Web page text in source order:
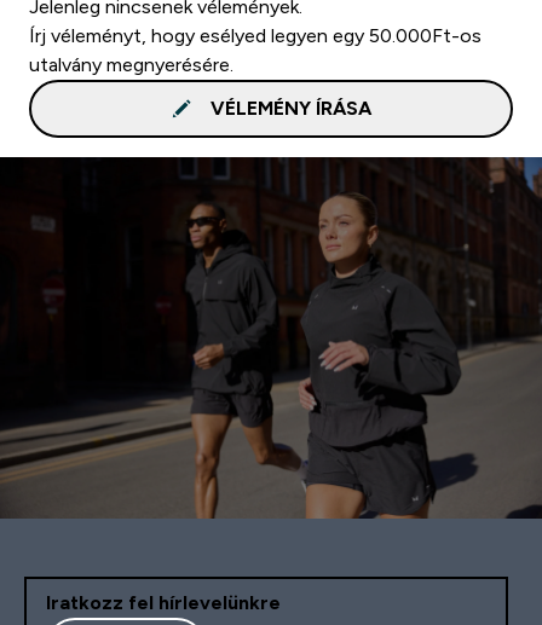
Jelenleg nincsenek vélemények.
Írj véleményt, hogy esélyed legyen egy 50.000Ft-os
utalvány megnyerésére.
VÉLEMÉNY ÍRÁSA
Iratkozz fel hírlevelünkre